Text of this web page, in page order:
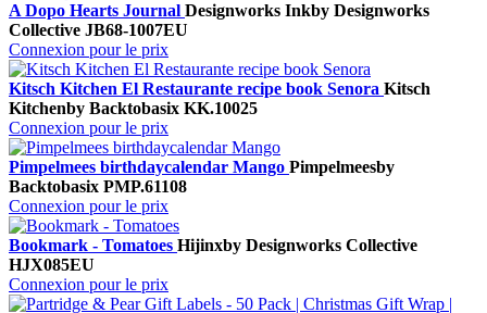
A Dopo Hearts Journal Designworks Inkby Designworks
Collective JB68-1007EU
Connexion pour le prix
Kitsch Kitchen El Restaurante recipe book Senora Kitsch
Kitchenby Backtobasix KK.10025
Connexion pour le prix
Pimpelmees birthdaycalendar Mango Pimpelmeesby
Backtobasix PMP.61108
Connexion pour le prix
Bookmark - Tomatoes Hijinxby Designworks Collective
HJX085EU
Connexion pour le prix